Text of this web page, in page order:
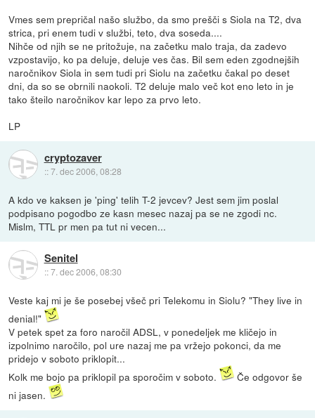
Vmes sem prepričal našo službo, da smo prešči s Siola na T2, dva
strica, pri enem tudi v službi, teto, dva soseda....
Nihče od njih se ne pritožuje, na začetku malo traja, da zadevo
vzpostavijo, ko pa deluje, deluje ves čas. Bil sem eden zgodnejših
naročnikov Siola in sem tudi pri Siolu na začetku čakal po deset
dni, da so se obrnili naokoli. T2 deluje malo več kot eno leto in je
tako šteilo naročnikov kar lepo za prvo leto.
LP
cryptozaver
::7. dec 2006, 08:28
A kdo ve kaksen je 'ping' telih T-2 jevcev? Jest sem jim poslal
podpisano pogodbo ze kasn mesec nazaj pa se ne zgodi nc.
Mislm, TTL pr men pa tut ni vecen...
Senitel
::7. dec 2006, 08:30
Veste kaj mi je še posebej všeč pri Telekomu in Siolu? "They live in
denial!"
V petek spet za foro naročil ADSL, v ponedeljek me kličejo in
izpolnimo naročilo, pol ure nazaj me pa vržejo pokonci, da me
pridejo v soboto priklopit...
Kolk me bojo pa priklopil pa sporočim v soboto.
Če odgovor še
ni jasen.